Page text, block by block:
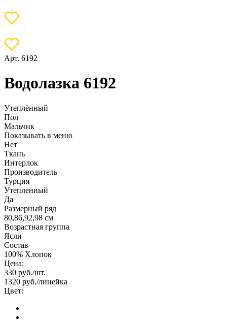
Арт. 6192
Водолазка 6192
Утеплённый
Пол
Мальчик
Показывать в меню
Нет
Ткань
Интерлок
Производитель
Турция
Утепленный
Да
Размерный ряд
80,86,92,98 см
Возрастная группа
Ясли
Состав
100% Хлопок
Цена:
330 руб./шт.
1320 руб./линейка
Цвет: